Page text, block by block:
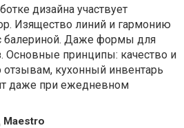
дизайна участвует
Изящество линий и гармонию
балериной. Даже формы для
Основные принципы: качество и
кухонный инвентарь
даже при ежедневном
Maestro